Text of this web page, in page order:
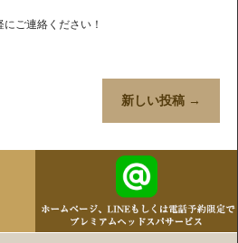
ご連絡ください！
新しい投稿 →